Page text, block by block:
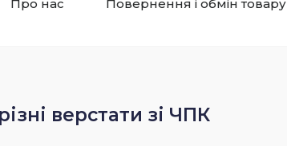
Про нас Повернення і обмін товару
верстати зі ЧПК